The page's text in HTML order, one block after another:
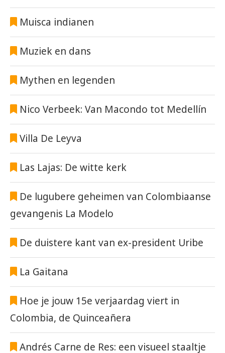
Muisca indianen
Muziek en dans
Mythen en legenden
Nico Verbeek: Van Macondo tot Medellín
Villa De Leyva
Las Lajas: De witte kerk
De lugubere geheimen van Colombiaanse
gevangenis La Modelo
De duistere kant van ex-president Uribe
La Gaitana
Hoe je jouw 15e verjaardag viert in
Colombia, de Quinceañera
Andrés Carne de Res: een visueel staaltje